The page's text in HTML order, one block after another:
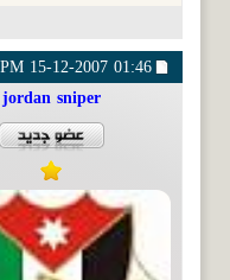
15-12-200701:46 PM
jordan sniper